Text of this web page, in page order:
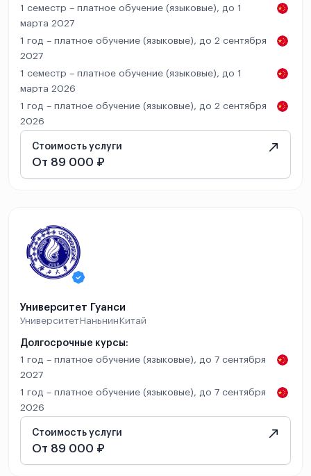
1 семестр – платное обучение (языковые), до 1
марта 2027
1 год – платное обучение (языковые), до 2 сентября
2027
1 семестр – платное обучение (языковые), до 1
марта 2026
1 год – платное обучение (языковые), до 2 сентября
2026
Стоимость услуги
От 89 000 ₽
Университет Гуанси
Университет Наньнин Китай
Долгосрочные курсы:
1 год – платное обучение (языковые), до 7 сентября
2027
1 год – платное обучение (языковые), до 7 сентября
2026
Стоимость услуги
От 89 000 ₽